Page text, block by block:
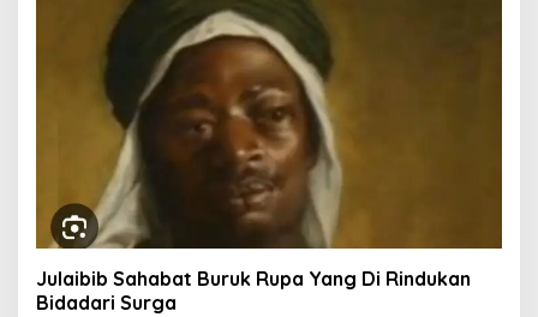
Julaibib Sahabat Buruk Rupa Yang Di Rindukan
Bidadari Surga